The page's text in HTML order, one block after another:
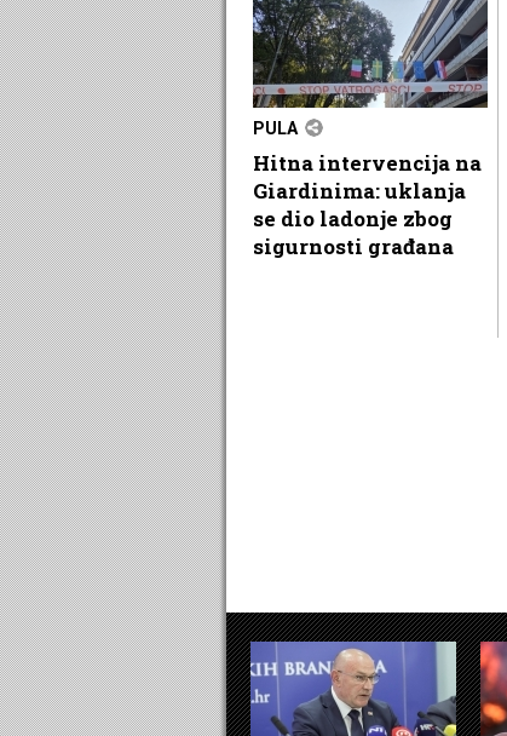
PULA
Hitna intervencija na
Giardinima: uklanja
se dio ladonje zbog
sigurnosti građana